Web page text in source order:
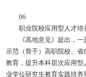
06
职业院校应用型人才培
《高地意见》提出，
示范（骨干）高职院校、
教育，提升本科层次应用
业学位研究生教育实践培